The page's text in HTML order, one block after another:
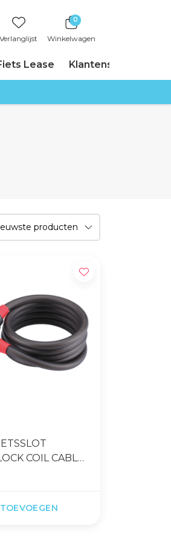
Verlanglijst
0
Winkelwagen
Lease Klantenservice
COIL CABLE
ZWART
TOEVOEGEN